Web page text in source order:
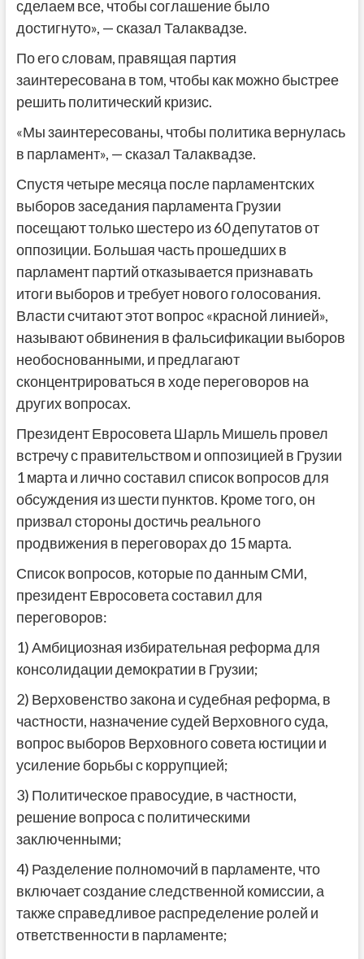
сделаем все, чтобы соглашение было
достигнуто», — сказал Талаквадзе.
По его словам, правящая партия
заинтересована в том, чтобы как можно быстрее
решить политический кризис.
«Мы заинтересованы, чтобы политика вернулась
в парламент», — сказал Талаквадзе.
Спустя четыре месяца после парламентских
выборов заседания парламента Грузии
посещают только шестеро из 60 депутатов от
оппозиции. Большая часть прошедших в
парламент партий отказывается признавать
итоги выборов и требует нового голосования.
Власти считают этот вопрос «красной линией»,
называют обвинения в фальсификации выборов
необоснованными, и предлагают
сконцентрироваться в ходе переговоров на
других вопросах.
Президент Евросовета Шарль Мишель провел
встречу с правительством и оппозицией в Грузии
1 марта и лично составил список вопросов для
обсуждения из шести пунктов. Кроме того, он
призвал стороны достичь реального
продвижения в переговорах до 15 марта.
Список вопросов, которые по данным СМИ,
президент Евросовета составил для
переговоров:
1) Амбициозная избирательная реформа для
консолидации демократии в Грузии;
2) Верховенство закона и судебная реформа, в
частности, назначение судей Верховного суда,
вопрос выборов Верховного совета юстиции и
усиление борьбы с коррупцией;
3) Политическое правосудие, в частности,
решение вопроса с политическими
заключенными;
4) Разделение полномочий в парламенте, что
включает создание следственной комиссии, а
также справедливое распределение ролей и
ответственности в парламенте;